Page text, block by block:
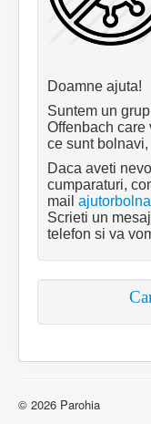
Doamne ajuta!
Suntem un
Offenbach care
ce sunt
Daca aveti
cumparaturi,
mail
Scrieti un
telefon si va
© 2026 Parohia